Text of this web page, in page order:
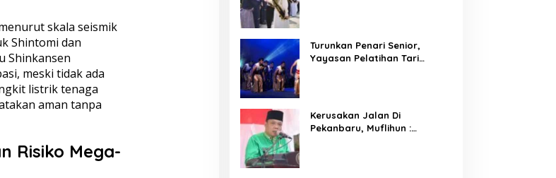
skala seismik
Shintomi dan
Shinkansen
meski tidak ada
listrik tenaga
aman tanpa
Risiko Mega-
Turunkan Penari Senior,
Yayasan Pelatihan Tari
Kerusakan Jalan Di
Pekanbaru, Muflihun :